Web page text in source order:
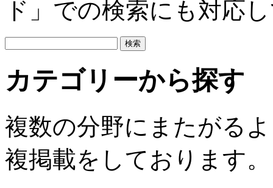
ド」での検索にも対応
カテゴリーから探す
複数の分野にまたがる
複掲載をしております。